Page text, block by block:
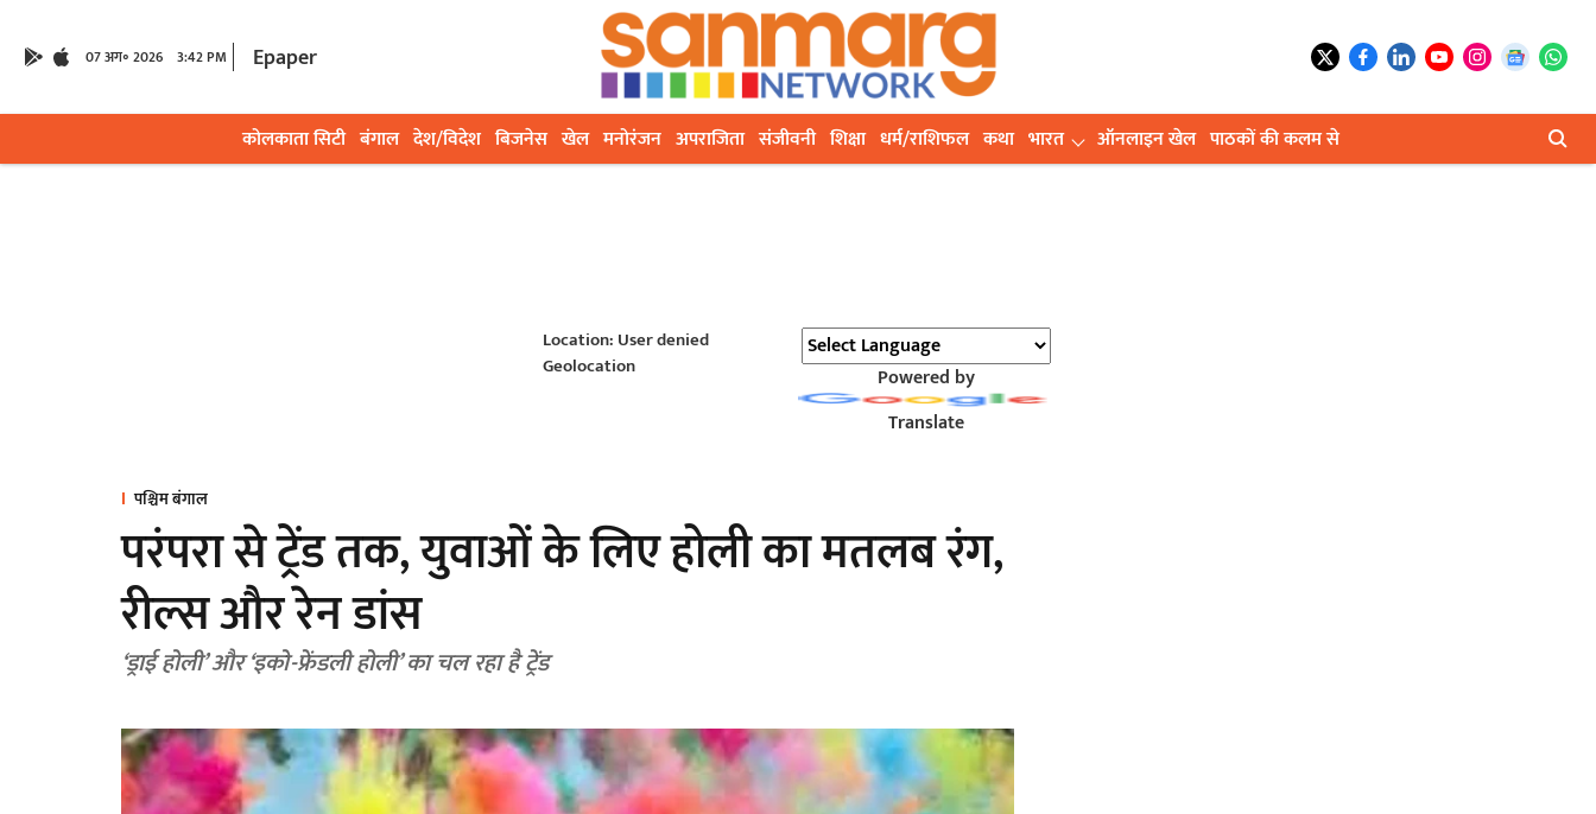
07 अग॰ 2026 3:42 PM Epaper
कोलकाता सिटी बंगाल देश/विदेश बिजनेस खेल मनोरंजन अपराजिता संजीवनी शिक्षा धर्म/राशिफल कथा भारत ऑनलाइन खेल पाठकों की कलम से
Location: User denied
Geolocation
Powered by
Translate
पश्चिम बंगाल
परंपरा से ट्रेंड तक, युवाओं के लिए होली का मतलब रंग,
रील्स और रेन डांस
‘ड्राई होली’ और ‘इको-फ्रेंडली होली’ का चल रहा है ट्रेंड